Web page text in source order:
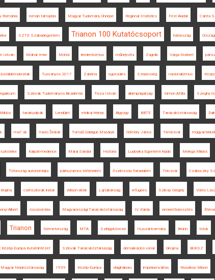
Románia román támadás Magyar Tudomány Ünnepe Regional Statistics Fest Aladár Csinta
SZTE Szabadegyetem Trianon 100 Kutatócsoport hátország
István Molnár Imre Mohol irredentizmus műhelyvita Zágráb Varga Norbert
Tusványos 2017 Zalatna egyesülés Szepesség nacionalizmus
Szlovák Tudományos Akadémia Tisza István állampolgárság Simon Attila Szeghy-
tanári pályák Lendület etnikai térkép Algyógy BBTE Tanácsköztársaság
ma7.sk Vavro Šrobár Tomáš Garrigue Masaryk Gömöry János Temesvár magyar
béke Kárpát-medence Márai Sándor História Ludovika Egyetemi Kiadó Melega Miklós
Tótország autonómiája párhuzamos történelem őszirózsás forradalom Törcsvár Czáboczky
csehszlovák iratok Wilson elnök Lajtabánság refugees Szilvay Gergely Vörös
Albert összeomlás Magyarországi Tanácsköztársaság IV. Károly ismeretterjesztés
Trianon Németország MTA Szilágykövesd Huszár-kormány Brünn tótok
Közép-Európa Kutatóintézet Szlovák Tanácsköztársaság demarkációs vonal Ukrajna BUKSZ
Magyar Népköztársaság 1939 Közép-Európa világháború impériumváltás Woodrow Wilson